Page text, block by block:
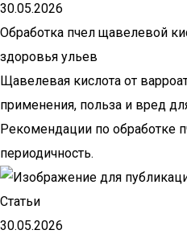
30.05.2026
Обработка пчел щавелевой
здоровья ульев
Щавелевая кислота от
применения, польза и вред
Рекомендации по обработке
периодичность.
Статьи
30.05.2026